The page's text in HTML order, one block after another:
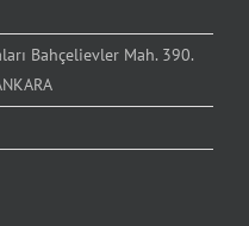
Bahçelievler Mah. 390.